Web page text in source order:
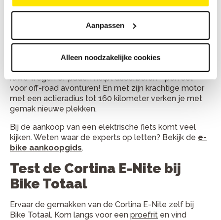
Aanpassen
Alleen noodzakelijke cookies
Cortina E-Nite
Of je nu op zoek bent naar een efficiënte manier om
de stad door te komen of een frisse neus wilt halen,
met de Cortina E-Nite zit je goed. Met de 7
versnellingen kun je je snelheid gemakkelijk
ruwe wegen of paden helpt absorberen - perfect
voor off-road avonturen! En met zijn krachtige motor
met een actieradius tot 160 kilometer verken je met
gemak nieuwe plekken.
Bij de aankoop van een elektrische fiets komt veel
kijken. Weten waar de experts op letten? Bekijk de e-
bike aankoopgids.
Test de Cortina E-Nite bij
Bike Totaal
Ervaar de gemakken van de Cortina E-Nite zelf bij
Bike Totaal. Kom langs voor een proefrit en vind